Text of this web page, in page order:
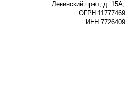
Ленинский пр-кт, д.
ОГРН
ИНН